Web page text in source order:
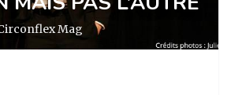
Mag